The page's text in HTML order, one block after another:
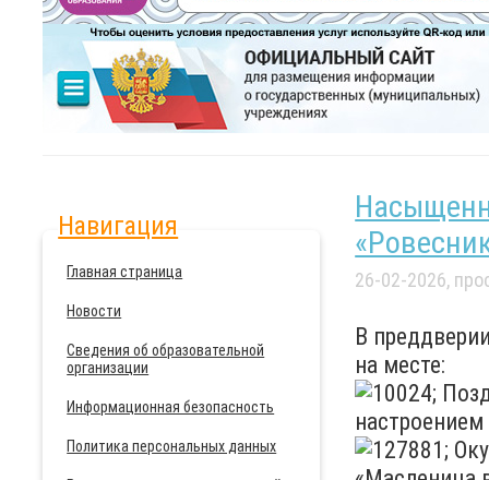
Навигация
Главная страница
Новости
Сведения об образовательной
организации
Информационная безопасность
Политика персональных данных
26-02-2026,
В
на месте: